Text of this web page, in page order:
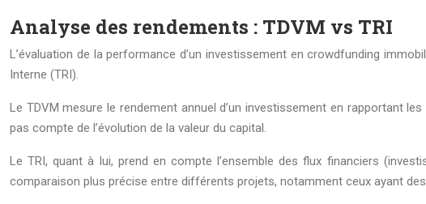
Analyse des rendements : TDVM vs TRI
L’évaluation de la performance d’un investissement en crowdfunding
Interne (TRI).
Le TDVM mesure le rendement annuel d’un investissement en rapportant
pas compte de l’évolution de la valeur du capital.
Le TRI, quant à lui, prend en compte l’ensemble des flux financiers
comparaison plus précise entre différents projets, notamment ceux ayant